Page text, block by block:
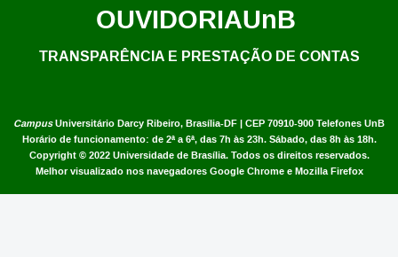
CampusUniversitário Darcy Ribeiro, Brasília-DF | CEP 70910-900 Telefones UnB
Horário de funcionamento: de 2ª a 6ª, das 7h às 23h. Sábado, das 8h às 18h.
Copyright © 2022 Universidade de Brasília. Todos os direitos reservados.
Melhor visualizado nos navegadores Google Chrome e Mozilla Firefox
OUVIDORIAUnB
TRANSPARÊNCIA E PRESTAÇÃO DE CONTAS